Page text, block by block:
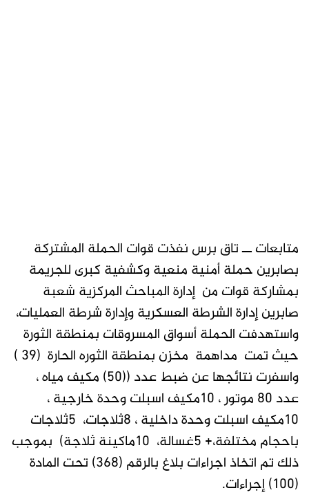
متابعات ــ تاق برس نفذت قوات الحملة المشتركة
بصابرين حملة أمنية منعية وكشفية كبرى للجريمة
بمشاركة قوات من إدارة المباحث المركزية شعبة
صابرين إدارة الشرطة العسكرية وإدارة شرطة العمليات،
واستهدفت الحملة أسواق المسروقات بمنطقة الثورة
حيث تمت مداهمة مخزن بمنطقة الثوره الحارة (39 )
واسفرت نتائجها عن ضبط عدد ((50) مكيف مياه ،
عدد 80 موتور ، 10مكيف اسبلت وحدة خارجية ،
10مكيف اسبلت وحدة داخلية ، 8ثلاجات، 5ثلاجات
باحجام مختلفة،+ 5غسالة، 10ماكينة ثلاجة) بموجب
ذلك تم اتخاذ اجراءات بلاغ بالرقم (368) تحت المادة
(100) إجراءات.